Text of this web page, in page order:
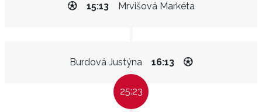
Mrvišová Markéta
15:13
Burdová Justýna 16:13
25:23